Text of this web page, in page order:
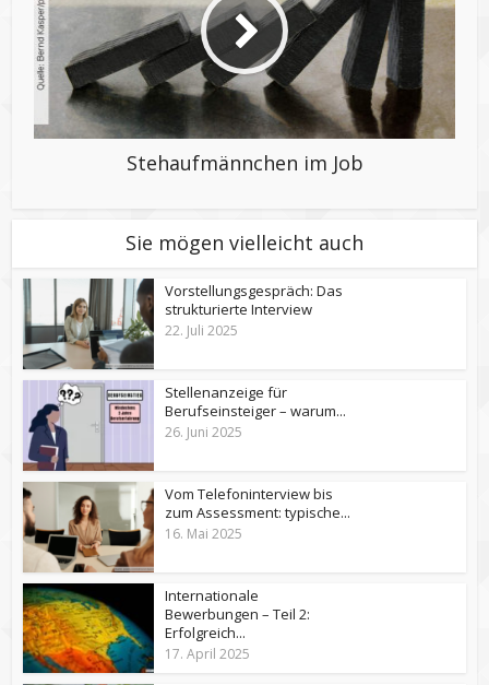
Stehaufmännchen im Job
Sie mögen vielleicht auch
Vorstellungsgespräch: Das
strukturierte Interview
22. Juli 2025
Stellenanzeige für
Berufseinsteiger – warum...
26. Juni 2025
Vom Telefoninterview bis
zum Assessment: typische...
16. Mai 2025
Internationale
Bewerbungen – Teil 2:
Erfolgreich...
17. April 2025